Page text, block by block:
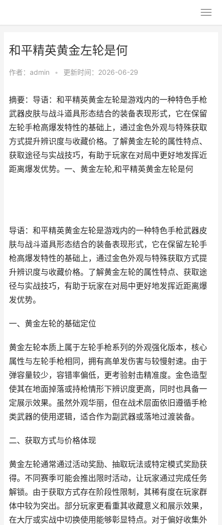
和平精英黄金左轮是何
作者： admin • 更新时间：2026-06-29
摘要：导语：和平精英黄金左轮是游戏内的一种特色手枪
武器皮肤与战斗道具形态结合的装备表现形式，它在保留
左轮手枪高爆发特性的基础上，通过金色外观与特殊获取
方式提升辨识度与收藏价格。了解黄金左轮的属性特点、
获取途径与实战技巧，有助于玩家在对局中更好地发挥近
距离爆发优势。一、黄金左轮,和平精英黄金左轮是何
导语：和平精英黄金左轮是游戏内的一种特色手枪武器皮
肤与战斗道具形态结合的装备表现形式，它在保留左轮手
枪高爆发特性的基础上，通过金色外观与特殊获取方式提
升辨识度与收藏价格。了解黄金左轮的属性特点、获取途
径与实战技巧，有助于玩家在对局中更好地发挥近距离爆
发优势。
一、黄金左轮的基础定位
黄金左轮本质上属于左轮手枪系列的外观强化版本，核心
属性与左轮手枪相同，拥有高单发伤害与较慢射速。由于
弹容量较少，容错率偏低，更考验射击精准度。金色造型
使其在地面掉落或持枪情形下辨识度更高，同时也具备一
定展示效果。虽然外观华丽，但在战术层面依旧遵循手枪
类武器的使用逻辑，适合作为副武器或落地过渡装备。
二、获取方式与价格体现
黄金左轮通常通过活动奖励、抽取玩法或特定模式奖励获
得。不同赛季可能会推出限时活动，让玩家通过完成任务
解锁。由于获取方式存在阶段性限制，其稀有度在玩家群
体中较为突出。部分玩家更看重其收藏意义和展示效果，
在大厅或实战中切换使用能够彰显特点。对于偏好收集外